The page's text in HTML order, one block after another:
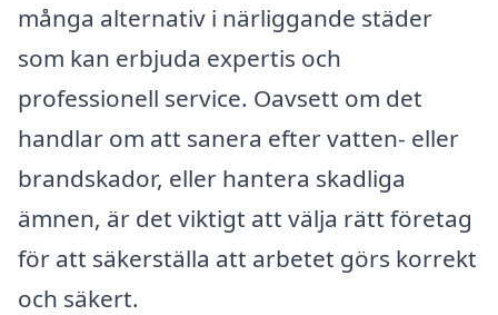
många alternativ i närliggande städer
som kan erbjuda expertis och
professionell service. Oavsett om det
handlar om att sanera efter vatten- eller
brandskador, eller hantera skadliga
ämnen, är det viktigt att välja rätt företag
för att säkerställa att arbetet görs korrekt
och säkert.